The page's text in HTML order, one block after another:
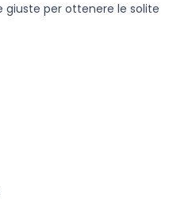
giuste per ottenere le solite